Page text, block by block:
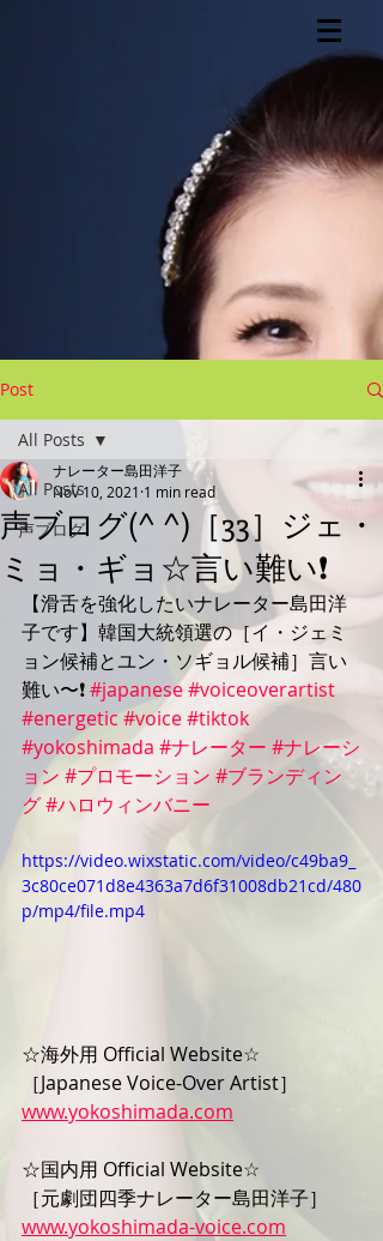
Post
All Posts
声ブログ
All Posts
声ブログ(^ ^)［33］ジェ・
ミョ・ギョ☆言い難い❗️
ナレーター島田洋子
Nov 10, 2021 1 min read
【滑舌を強化したいナレーター島田洋
子です】韓国大統領選の［イ・ジェミ
ョン候補とユン・ソギョル候補］言い
難い〜❗️ #japanese#voiceoverartist
#energetic #voice#tiktok
#yokoshimada #ナレーター #ナレーシ
ョン #プロモーション #ブランディン
グ#ハロウィンバニー
https://video.wixstatic.com/video/c49ba9_
3c80ce071d8e4363a7d6f31008db21cd/480
p/mp4/file.mp4
☆海外用 Official Website☆
［Japanese Voice-Over Artist］
www.yokoshimada.com
☆国内用 Official Website☆
［元劇団四季ナレーター島田洋子］
www.yokoshimada-voice.com